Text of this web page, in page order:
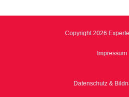
Copyright 2026
Impressum
Datenschutz &